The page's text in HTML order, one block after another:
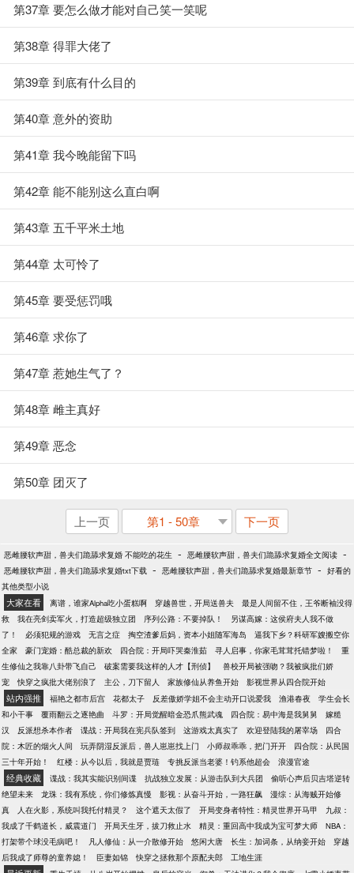
第37章 要怎么做才能对自己笑一笑呢
第38章 得罪大佬了
第39章 到底有什么目的
第40章 意外的资助
第41章 我今晚能留下吗
第42章 能不能别这么直白啊
第43章 五千平米土地
第44章 太可怜了
第45章 要受惩罚哦
第46章 求你了
第47章 惹她生气了？
第48章 雌主真好
第49章 恶念
第50章 团灭了
上一页 第1 - 50章 下一页
恶雌腰软声甜，兽夫们跪舔求复婚 不能吃的花生 - 恶雌腰软声甜，兽夫们跪舔求复婚全文阅读 -
恶雌腰软声甜，兽夫们跪舔求复婚txt下载 - 恶雌腰软声甜，兽夫们跪舔求复婚最新章节 - 好看的
其他类型小说
大家在看 离谱，谁家Alpha吃小蛋糕啊 穿越兽世，开局送兽夫
最是人间留不住，王爷断袖没得
救
我在亮剑卖军火，打造超级独立团 序列公路：不要掉队！
另谋高嫁：这侯府夫人我不做
了！
必须犯规的游戏 无言之症 掏空渣爹后妈，资本小姐随军海岛
逼我下乡？科研军嫂搬空你
全家
豪门宠婚：酷总裁的新欢 四合院：开局吓哭秦淮茹 寻人启事，你家毛茸茸托错梦啦！
重
生修仙之我靠八卦带飞自己
破案需要我这样的人才【刑侦】
兽校开局被强吻？我被疯批们娇
宠
快穿之疯批大佬别浪了 主公，刀下留人 家族修仙从养鱼开始 影视世界从四合院开始
站内强推 福艳之都市后宫 花都太子 反差傲娇学姐不会主动开口说爱我 渔港春夜
学生会长
和小干事
覆雨翻云之逐艳曲 斗罗：开局觉醒暗金恐爪熊武魂 四合院：易中海是我舅舅
嫁糙
汉
反派想杀本作者 谍战：开局我在宪兵队签到 这游戏太真实了 欢迎登陆我的屠宰场
四合
院：木匠的烟火人间
玩弄阴湿反派后，兽人崽崽找上门 小师叔乖乖，把门开开
四合院：从民国
三十年开始！
红楼：从今以后，我就是贾琏 专挑反派当老婆！钓系他超会 浪漫官途
经典收藏 谍战：我其实能识别间谍 抗战独立发展：从游击队到大兵团
偷听心声后贝吉塔逆转
绝望未来
龙珠：我有系统，你们修炼真慢 影视：从奋斗开始，一路狂飙
漫综：从海贼开始修
真
人在火影，系统叫我托付精灵？ 这个遮天太假了 开局变身者特性：精灵世界开马甲
九叔：
我成了千鹤道长，威震道门
开局天生牙，拔刀救止水 精灵：重回高中我成为宝可梦大师
NBA：
打架带个球没毛病吧！
凡人修仙：从一介散修开始 悠闲大唐 长生：加词条，从纳妾开始
穿越
后我成了师尊的童养媳！
臣妻如锦 快穿之拯救那个原配夫郎 工地生涯